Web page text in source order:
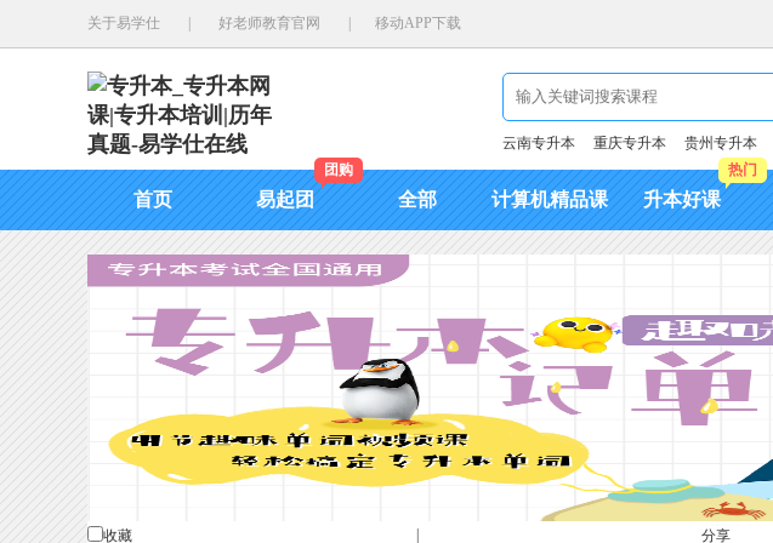
关于易学仕 好老师教育官网 移动APP下载
云南专升本 重庆专升本 贵州专升本
首页 易起团
团购
全部 计算机精品课 升本好课
热门
收藏 分享